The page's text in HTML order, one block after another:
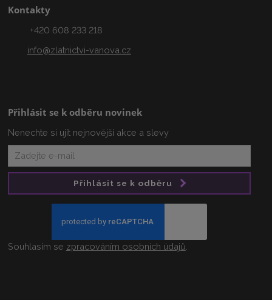
Kontakty
+420 608 233 218
info@zlatnictvi-vanova.cz
Přihlásit se k odběru novinek
Nenechte si ujít nejnovější akce a slevy
Přihlásit se k odběru
Souhlasím se zpracováním osobních údajů